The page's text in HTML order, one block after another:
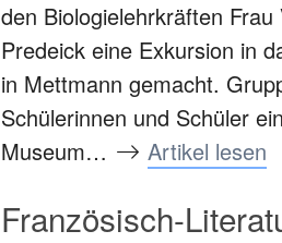
den Biologielehrkräften
Predeick eine Exkursion in
in Mettmann gemacht.
Schülerinnen und Schüler
Museum…
Artikel lesen
Französisch-